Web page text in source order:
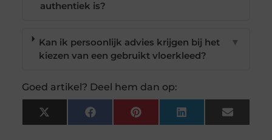
authentiek is?
Kan ik persoonlijk advies krijgen bij het
kiezen van een gebruikt vloerkleed?
▼
Goed artikel? Deel hem dan op:
X
(Twitter)
FacebookPinterest LinkedIn Email